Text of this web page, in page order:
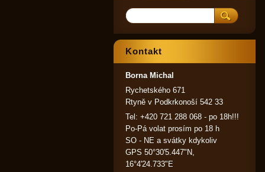
Kontakt
Borna Michal
Rychetského 671
Rtyně v Podkrkonoší 542 33
Tel: +420 721 288 068 - po 18h!!!
Po-Pá volat prosím po 18 h
SO - NE a svátky kdykoliv
GPS 50°30'5.447"N,
16°4'24.733"E